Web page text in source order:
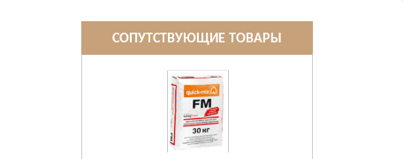
СОПУТСТВУЮЩИЕ ТОВАРЫ